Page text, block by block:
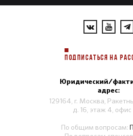
ПОДПИСАТЬСЯ НА
Юридический/
адрес:
129164, г. Москва,
д. 16, этаж 4, офис
По общим вопросам: